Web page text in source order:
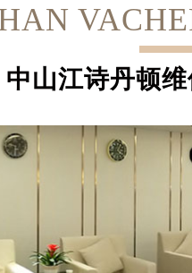
中山江诗丹顿